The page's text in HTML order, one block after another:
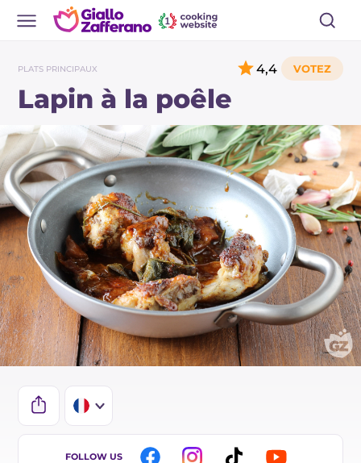
PLATS PRINCIPAUX
Lapin à la poêle
4,4
IT
FOLLOW US